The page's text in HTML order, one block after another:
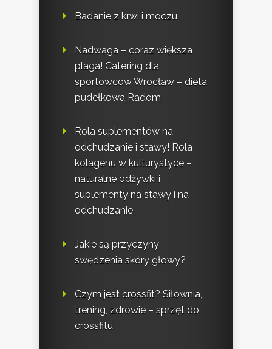
Badanie z krwi i moczu
Nadwaga – coraz większa
plaga! Catering dla
sportowców Wrocław – dieta
pudełkowa Radom
Rola suplementów na
odchudzanie i stawy! Rola
kolagenu w kulturystyce –
naturalne odżywki i
suplementy na stawy i na
odchudzanie
Jakie są przyczyny
swędzenia skóry głowy?
Czym jest crossfit? Siłownia,
trening, zdrowie – sprzęt do
crossfitu